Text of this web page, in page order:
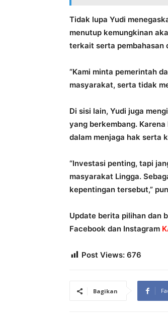
Tidak lupa Yudi
menutup kemungkinan
terkait serta pembahasan
“Kami minta pemerintah
masyarakat, serta tidak
Di sisi lain, Yudi juga
yang berkembang.
dalam menjaga hak serta
“Investasi penting, tapi
masyarakat Lingga.
kepentingan tersebut,”
Update berita pilihan dan
Facebook dan Instagram
Post Views: 676
Bagikan